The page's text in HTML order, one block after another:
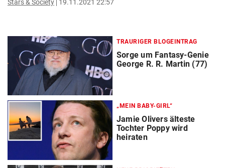
Stars & Society 19.11.2021 22:57
TRAURIGER BLOGEINTRAG
Sorge um Fantasy-Genie
George R. R. Martin (77)
„MEIN BABY-GIRL“
Jamie Olivers älteste
Tochter Poppy wird
heiraten